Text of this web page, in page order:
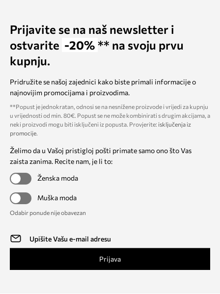
Prijavite se na naš newsletter i
ostvarite -20% ** na svoju prvu
kupnju.
Pridružite se našoj zajednici kako biste primali informacije o
najnovijim promocijama i proizvodima.
**Popust je jednokratan, odnosi se na nesnižene proizvode i vrijedi za kupnju
u vrijednosti od min. 80€. Popust se ne može kombinirati s drugim akcijama, a
neki proizvodi mogu biti isključeni iz popusta. Provjerite: isključenja iz
promocije.
Želimo da u Vašoj pristigloj pošti primate samo ono što Vas
zaista zanima. Recite nam, je li to:
Ženska moda
Muška moda
Odabir ponude nije obavezan
Prijava